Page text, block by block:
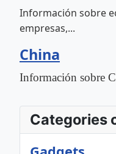
Información sobre
empresas,...
China
Información sobre
Categories